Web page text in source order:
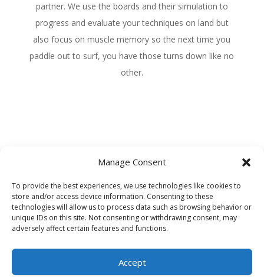
Manage Consent
To provide the best experiences, we use technologies like cookies to
store and/or access device information. Consenting to these
technologies will allow us to process data such as browsing behavior or
unique IDs on this site. Not consenting or withdrawing consent, may
adversely affect certain features and functions.
Accept
partner. We use the boards and their simulation to
progress and evaluate your techniques on land but
also focus on muscle memory so the next time you
paddle out to surf, you have those turns down like no
other.